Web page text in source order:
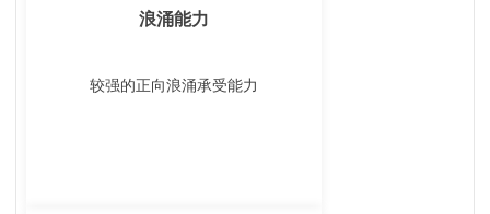
浪涌能力
较强的正向浪涌承受能力